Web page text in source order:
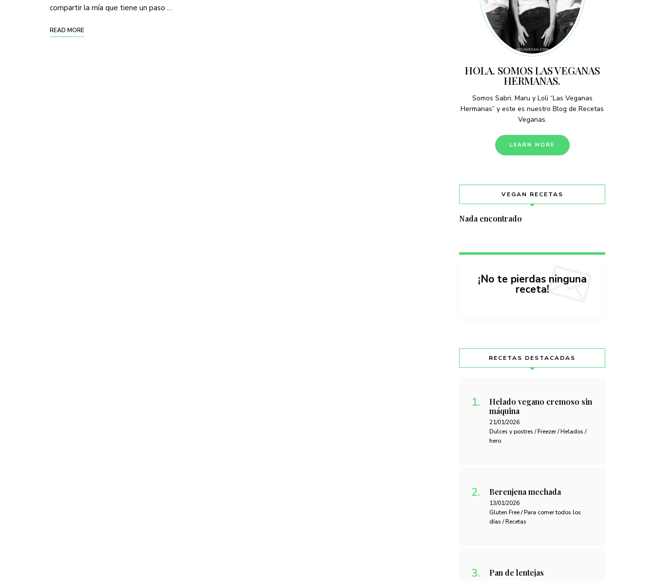
compartir la mía que tiene un paso …
READ MORE
HOLA. SOMOS LAS VEGANAS
HERMANAS.
Somos Sabri, Maru y Loli “Las Veganas
Hermanas” y este es nuestro Blog de Recetas
Veganas.
LEARN MORE
VEGAN RECETAS
Nada encontrado
¡No te pierdas ninguna
receta!
RECETAS DESTACADAS
Helado vegano cremoso sin
máquina
21/01/2026
Dulces y postres / Freezer / Helados /
hero
Berenjena mechada
13/01/2026
Gluten Free / Para comer todos los
días / Recetas
Pan de lentejas